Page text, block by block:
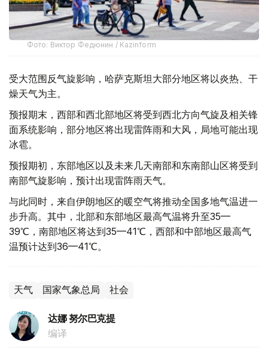
Фото: Виктор Федюнин / Kazinform
受大范围反气旋影响，哈萨克斯坦大部分地区将以炎热、干
燥天气为主。
预报期末，西部和西北部地区将受到西北方向气旋及相关锋
面系统影响，部分地区将出现雷阵雨和大风，局地可能出现
冰雹。
预报期初，东部地区以及未来几天南部和东南部山区将受到
南部气旋影响，预计出现雷阵雨天气。
与此同时，来自伊朗地区的暖空气将推动全国多地气温进一
步升高。其中，北部和东部地区最高气温将升至35—
39℃，南部地区将达到35—41℃，西部和中部地区最高气
温预计达到36—41℃。
天气 国家气象总局 社会
达娜 努尔巴克提
编译